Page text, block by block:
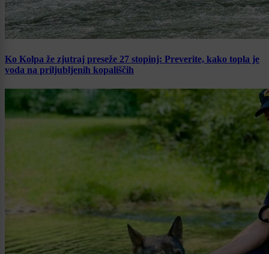
Ko Kolpa že zjutraj preseže 27 stopinj: Preverite, kako topla je
voda na priljubljenih kopališčih